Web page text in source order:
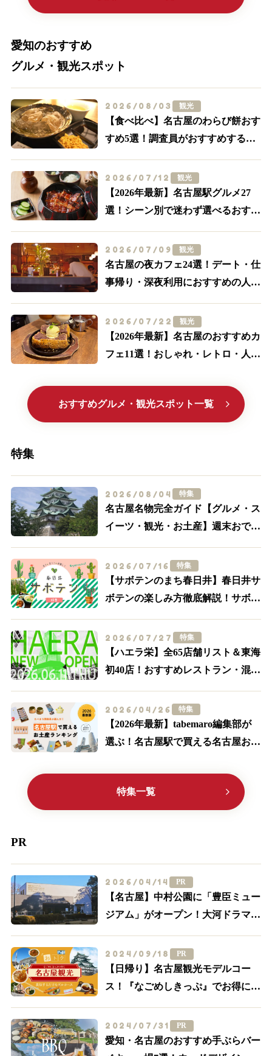
愛知のおすすめ
グルメ・観光スポット
2026/08/03 観光
【食べ比べ】名古屋のわらび餅おす
すめ5選！調査員がおすすめする外
2026/07/12 観光
【2026年最新】名古屋駅グルメ27
選！シーン別で迷わず選べるおすす
2026/07/09 観光
名古屋の夜カフェ24選！デート・仕
事帰り・深夜利用におすすめの人気
2026/07/22 観光
【2026年最新】名古屋のおすすめカ
フェ11選！おしゃれ・レトロ・人気
おすすめグルメ・観光スポット一覧
特集
2026/08/04 特集
名古屋名物完全ガイド【グルメ・ス
イーツ・観光・お土産】週末おでか
2026/07/16 特集
【サボテンのまち春日井】春日井サ
ボテンの楽しみ方徹底解説！サボテ
買う・体験する】
2026/07/27 特集
【ハエラ栄】全65店舗リスト＆東海
初40店！おすすめレストラン・混
2026/04/26 特集
【2026年最新】tabemaro編集部が
選ぶ！名古屋駅で買える名古屋お土
特集一覧
PR
2026/04/14 PR
【名古屋】中村公園に「豊臣ミュー
ジアム」がオープン！大河ドラマ
トを一挙紹介
2024/09/18 PR
【日帰り】名古屋観光モデルコー
ス！『なごめしきっぷ』でお得にグ
2024/07/31 PR
愛知・名古屋のおすすめ手ぶらバー